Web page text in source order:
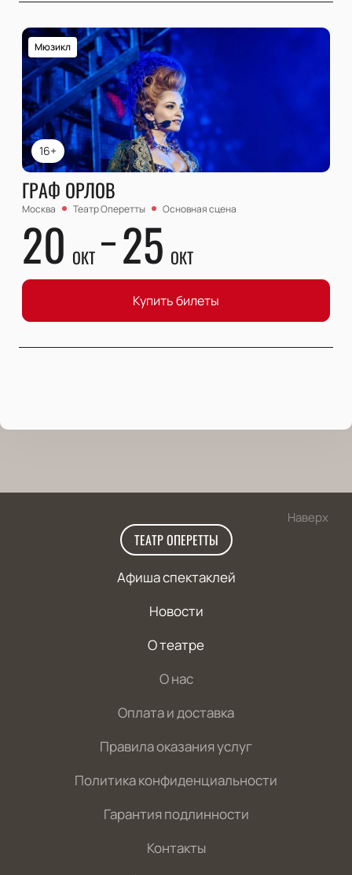
16+
Мюзикл
ГРАФ ОРЛОВ
Москва Театр Оперетты Основная сцена
20 ОКТ 25 ОКТ
Купить билеты
Наверх
ТЕАТР ОПЕРЕТТЫ
Афиша спектаклей
Новости
О театре
О нас
Оплата и доставка
Правила оказания услуг
Политика конфиденциальности
Гарантия подлинности
Контакты